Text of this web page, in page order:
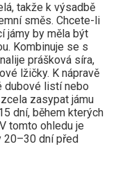
takže k výsadbě
směs. Chcete-li
jámy by měla být
Kombinuje se s
prášková síra,
lžičky. K nápravě
dubové listí nebo
zasypat jámu
dní, během kterých
tomto ohledu je
20–30 dní před